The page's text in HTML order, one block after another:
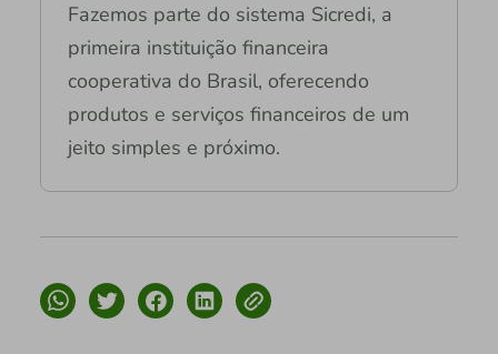
Fazemos parte do sistema Sicredi, a
primeira instituição financeira
cooperativa do Brasil, oferecendo
produtos e serviços financeiros de um
jeito simples e próximo.